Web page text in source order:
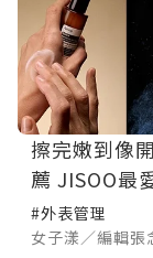
擦完嫩到像
薦 JISOO最
#外表管理
女子漾／編輯張